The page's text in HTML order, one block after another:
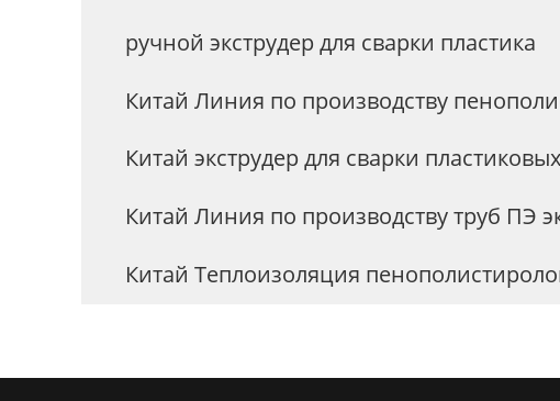
ручной экструдер для сварки пластика
Китай Линия по производству
Китай экструдер для сварки
Китай Линия по производству труб ПЭ
Китай Теплоизоляция